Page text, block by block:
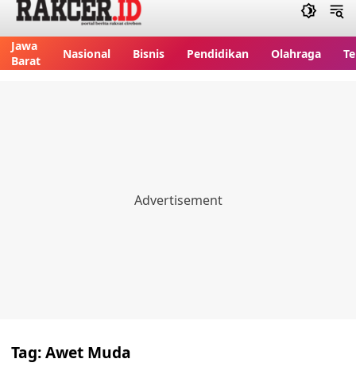
Jawa
Barat
Nasional Bisnis Pendidikan Olahraga
Tag:Awet Muda